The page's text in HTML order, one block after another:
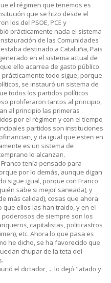
el régimen que tenemos es
que se hizo desde el
los del PSOE, PCE y
prácticamente nada el sistema
de las Comunidades
destinado a Cataluña, Pais
en el sistema actual de
ello acarrea de gasto público.
todo sigue, porque
se instauró un sistema de
todos los partidos políticos
proliferaron tantos al principio,
al principio las primeras
por el régimen y con el tiempo
partidos son instituciones
y da igual que esten en
es un sistema de
lo alcanzan.
tenía pensado para
por lo demás, aunque digan
sigue igual, porque con Franco
sabe si mejor saneada), y
más calidad), cosas que ahora
ellos las han traido, y en el
de siempre son los
capitalistas, politicastros
etc. Ahora lo que pasa es
he dicho, se ha favorecido que
chupar de la teta del
el dictador, ... lo dejó "atado y